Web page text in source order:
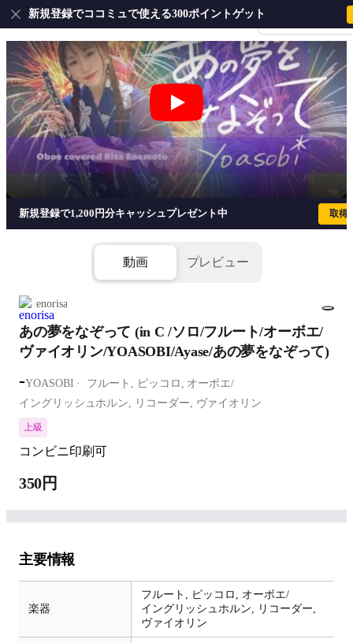
会員登録・ログイ
新規登録でココミュで使える300ポイントゲット
あの夢をなぞって (in C /ソロ/フルー
1/4
新規登録で1,200円分キャッシュプレゼント中 取得
動画 プレビュー
enorisa
あの夢をなぞって (in C /ソロ/フルート/オーボエ/
ヴァイオリン/YOASOBI/Ayase/あの夢をなぞって)
-YOASOBI フルート, ピッコロ, オーボエ/
イングリッシュホルン, リコーダー, ヴァイオリン
上級
コンビニ印刷可
350円
主要情報
楽器
フルート, ピッコロ, オーボエ/
イングリッシュホルン,
リコーダー,
ヴァイオリン